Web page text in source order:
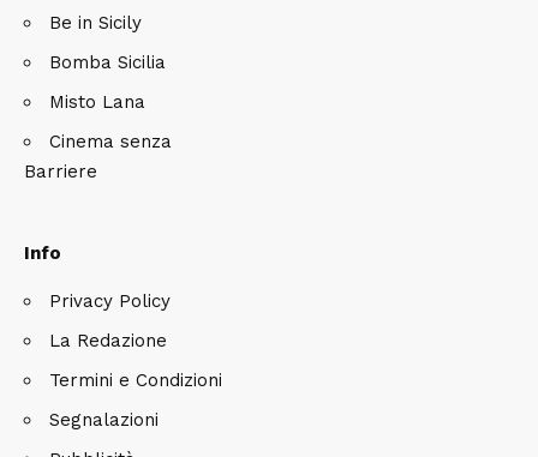
Be in Sicily
Bomba Sicilia
Misto Lana
Cinema senza
Barriere
Info
Privacy Policy
La Redazione
Termini e Condizioni
Segnalazioni